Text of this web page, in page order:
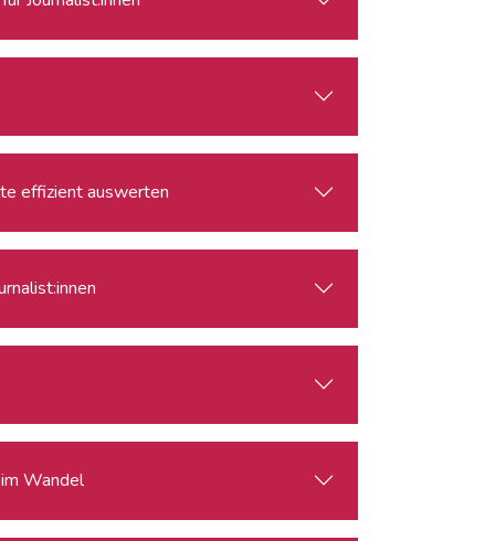
effizient auswerten
Wandel